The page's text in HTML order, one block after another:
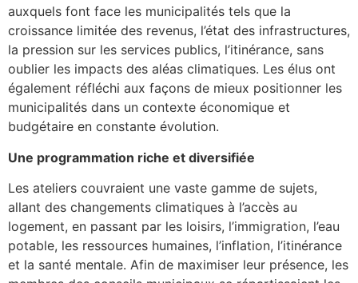
auxquels font face les municipalités tels que la
croissance limitée des revenus, l’état des infrastructures,
la pression sur les services publics, l’itinérance, sans
oublier les impacts des aléas climatiques. Les élus ont
également réfléchi aux façons de mieux positionner les
municipalités dans un contexte économique et
budgétaire en constante évolution.
Une programmation riche et diversifiée
Les ateliers couvraient une vaste gamme de sujets,
allant des changements climatiques à l’accès au
logement, en passant par les loisirs, l’immigration, l’eau
potable, les ressources humaines, l’inflation, l’itinérance
et la santé mentale. Afin de maximiser leur présence, les